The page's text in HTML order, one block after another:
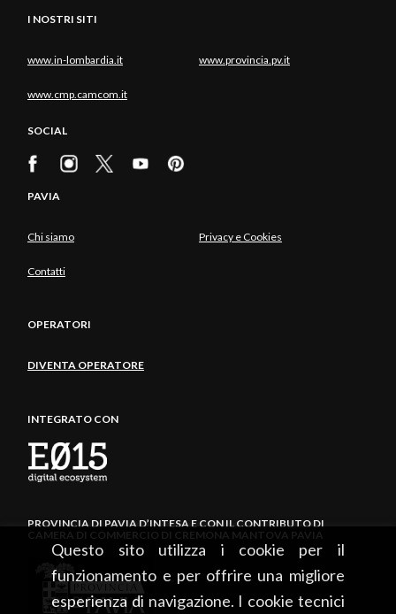
Questo sito utilizza i cookie per il
funzionamento e per offrire una migliore
esperienza di navigazione. I cookie tecnici
I NOSTRI SITI
www.in-lombardia.it www.provincia.pv.it
www.cmp.camcom.it
SOCIAL
PAVIA
Chi siamo Privacy e Cookies
Contatti
OPERATORI
DIVENTA OPERATORE
INTEGRATO CON
PROVINCIA DI PAVIA D’INTESA E CON IL CONTRIBUTO DI
CAMERA DI COMMERCIO DI CREMONA MANTOVA PAVIA